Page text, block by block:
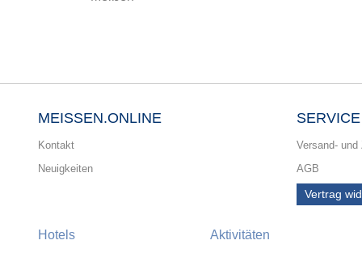
MEISSEN.ONLINE
Kontakt
Neuigkeiten
SERVICE
Versand- und
AGB
Vertrag
Hotels Aktivitäten